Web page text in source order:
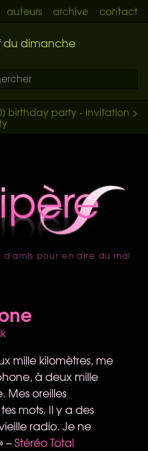
auteurs archive contact
du dimanche
birthday party - invitation >
pour en dire du mal
mille kilomètres, me
à deux mille
Mes oreilles
mots. Il y a des
radio. Je ne
–Stéréo Total